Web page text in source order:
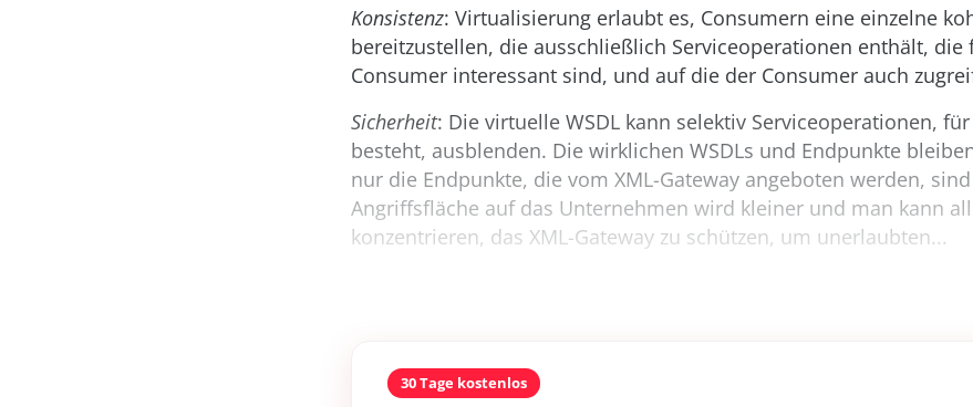
Konsistenz: Virtualisierung erlaubt es, Consumern eine einzelne
bereitzustellen, die ausschließlich Serviceoperationen enthält, die
Consumer interessant sind, und auf die der Consumer auch
Sicherheit: Die virtuelle WSDL kann selektiv Serviceoperationen,
besteht, ausblenden. Die wirklichen WSDLs und Endpunkte
nur die Endpunkte, die vom XML-Gateway angeboten werden,
Angriffsfläche auf das Unternehmen wird kleiner und man kann
konzentrieren, das XML-Gateway zu schützen, um unerlaubten...
30 Tage kostenlos